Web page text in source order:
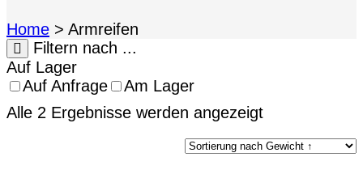
Home > Armreifen
Filtern nach ...
Auf Lager
Auf Anfrage
Am Lager
Alle 2 Ergebnisse werden angezeigt